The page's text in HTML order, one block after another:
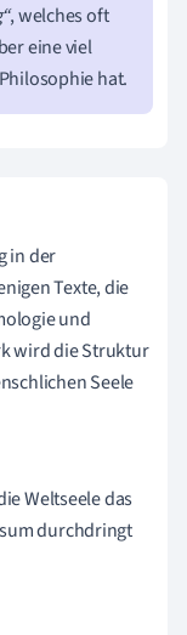
, welches oft
eine viel
hat.
in der
Texte, die
und
wird die Struktur
Seele
Weltseele das
durchdringt